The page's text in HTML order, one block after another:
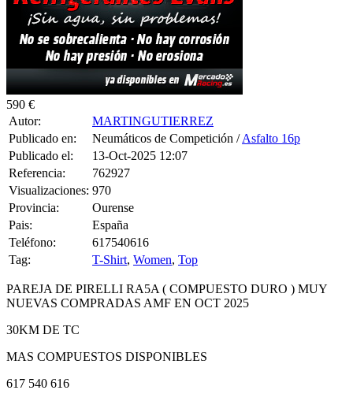
590 €
Autor:
Publicado en:
Neumáticos de Competición /
Publicado el:
13-Oct-2025 12:07
Referencia:
762927
Visualizaciones:
970
Provincia:
Ourense
Pais:
España
Teléfono:
617540616
Tag:
T-Shirt,Women
PAREJA DE PIRELLI RA5A ( COMPUESTO DURO ) MUY
NUEVAS COMPRADAS AMF EN OCT 2025
30KM DE TC
MAS COMPUESTOS DISPONIBLES
617 540 616